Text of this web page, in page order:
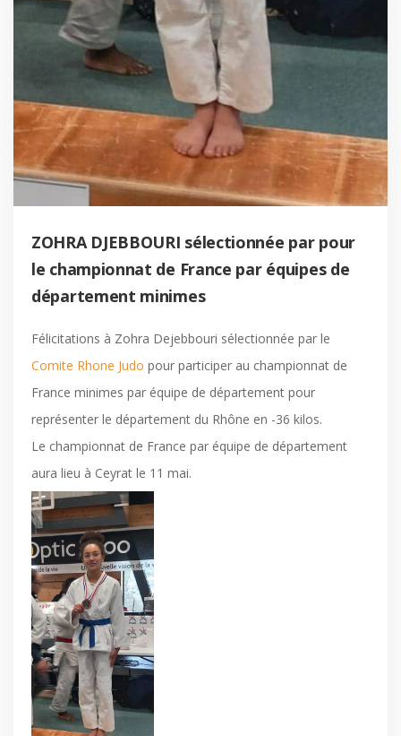
ZOHRA DJEBBOURI sélectionnée par pour
le championnat de France par équipes de
département minimes
Félicitations à Zohra Dejebbouri sélectionnée par le
Comite Rhone Judo pour participer au championnat de
France minimes par équipe de département pour
représenter le département du Rhône en -36 kilos.
Le championnat de France par équipe de département
aura lieu à Ceyrat le 11 mai.